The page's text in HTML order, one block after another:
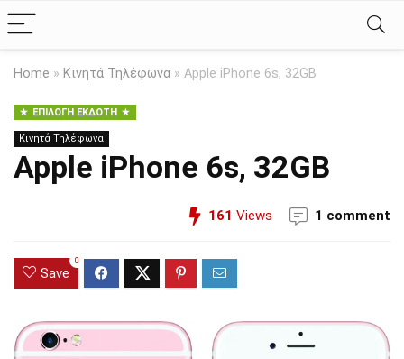
Home » Κινητά Τηλέφωνα » Apple iPhone 6s, 32GB
ΕΠΙΛΟΓΉ ΕΚΔΌΤΗ
Κινητά Τηλέφωνα
Apple iPhone 6s, 32GB
161 Views 1 comment
Save
0